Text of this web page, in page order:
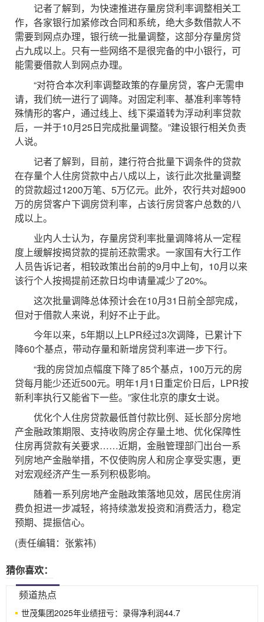
记者了解到，为快速推进存量房贷利率调整相关工
作，各家银行加紧修改合同和系统，绝大多数借款人不
需要到网点办理，银行统一批量调整，这部分存量房贷
占九成以上。只有一些网络不是很完备的中小银行，可
能需要借款人到网点办理。
“对符合本次利率调整政策的存量房贷，客户无需申
请，我们统一进行了调降。对固定利率、基准利率等特
殊情形的客户，通过线上、线下渠道转为浮动利率贷款
后，一并于10月25日完成批量调整。”建设银行相关负责
人说。
记者了解到，目前，建行符合批量下调条件的贷款
在存量个人住房贷款中占八成以上，该行此次批量调整
的贷款超过1200万笔、5万亿元。此外，农行共对超900
万的房贷客户下调房贷利率，占该行房贷客户总数的八
成以上。
业内人士认为，存量房贷利率批量调降将从一定程
度上缓解按揭贷款的提前还款需求。一家国有大行工作
人员告诉记者，相较政策出台前的9月中上旬，10月以来
该行个人按揭提前还款日均申请量减少了20%。
这次批量调降总体预计会在10月31日前全部完成，
但对于借款人来说，利好不止于此。
今年以来，5年期以上LPR经过3次调降，已累计下
降60个基点，带动存量和新增房贷利率进一步下行。
“我的房贷加点幅度下降了85个基点，100万元的房
贷每月能少还近500元。明年1月1日重定价日后，LPR按
新利率执行又能省下一些。”家住北京的康女士说。
优化个人住房贷款最低首付款比例、延长部分房地
产金融政策期限、支持收购房企存量土地、优化保障性
住房再贷款有关要求……近期，金融管理部门出台一系
列房地产金融举措，不仅使购房人和房企享受实惠，更
对宏观经济产生一系列积极影响。
随着一系列房地产金融政策落地见效，居民住房消
费负担进一步减轻，将持续激发投资和消费活力，稳定
预期、提振信心。
(责任编辑：张紫祎)
猜你喜欢：
频道热点
世茂集团2025年业绩扭亏：录得净利润44.7